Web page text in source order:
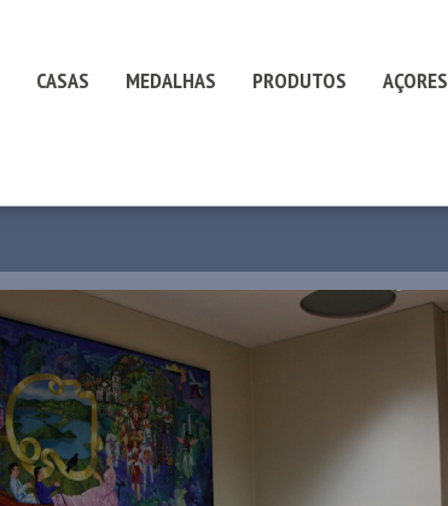
CASAS MEDALHAS PRODUTOS AÇORES